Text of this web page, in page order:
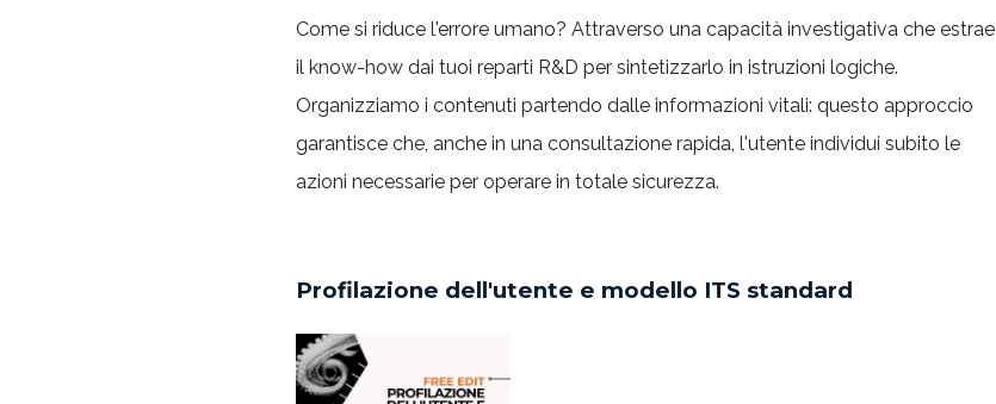
Come si riduce l'errore umano? Attraverso una capacità investigativa che estrae
il know-how dai tuoi reparti R&D per sintetizzarlo in istruzioni logiche.
Organizziamo i contenuti partendo dalle informazioni vitali: questo approccio
garantisce che, anche in una consultazione rapida, l'utente individui subito le
azioni necessarie per operare in totale sicurezza.
Profilazione dell'utente e modello ITS standard